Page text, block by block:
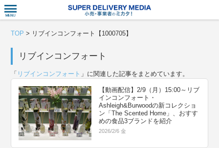
TOP > リブインコンフォート【1000705】
リブインコンフォート
「 リブインコンフォート 」に関連した記事をまとめています。
【動画配信】2/9（月）15:00～リブ
インコンフォート・
Ashleigh&Burwoodの新コレクショ
ン「The Scented Home」、おすす
めの食品3ブランドを紹介
2026/2/6 金